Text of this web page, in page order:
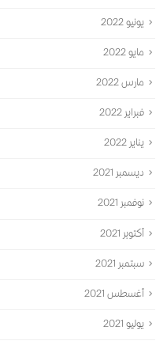
يونيو 2022
مايو 2022
مارس 2022
فبراير 2022
يناير 2022
ديسمبر 2021
نوفمبر 2021
أكتوبر 2021
سبتمبر 2021
أغسطس 2021
يوليو 2021